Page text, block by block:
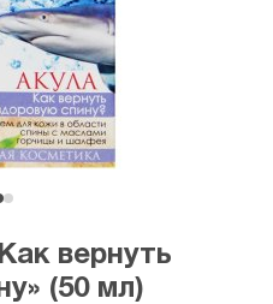
вернуть
(50 мл)